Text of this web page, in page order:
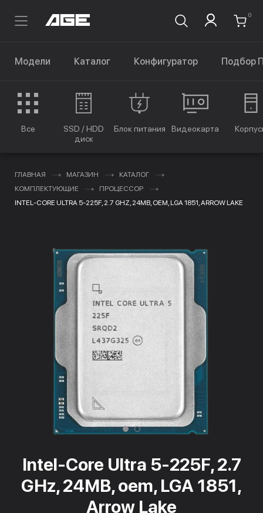
0
Модели Каталог Конфигуратор Подбор
Все
SSD / HDD
диск
Блок питания Видеокарта
ГЛАВНАЯ МАГАЗИН
КАТАЛОГ
КОМПЛЕКТУЮЩИЕ
ПРОЦЕССОР
INTEL-CORE ULTRA 5-225F, 2.7 GHZ, 24MB, OEM, LGA 1851, ARROW LAKE
Intel-Core Ultra 5-225F, 2.7
GHz, 24MB, oem, LGA 1851,
Arrow Lake